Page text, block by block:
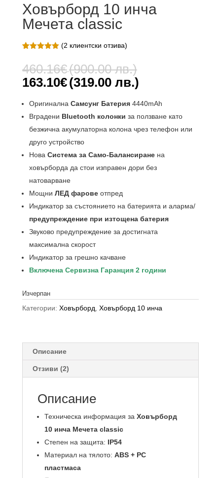
Ховърборд 10 инча
Мечета classic
базирано
на
потребителс
(2 клиентски отзива)
460.16€(900.00 лв.)
460.16€
(900.00
лв.).
163.10€(319.00 лв.)Текущата
е:
163.10€
(319.00
Оригинална Самсунг Батерия4440mAh
Вградени Bluetooth колонки за ползване като
безжична акумулаторна колона чрез телефон или
друго устройство
Нова Система за Само-Балансиранена
ховърборда да стои изправен дори без
натоварване
Мощни ЛЕД фаровеотпред
Индикатор за състоянието на батерията и аларма/
предупреждение при изтощена батерия
Звуково предупреждение за достигната
максимална скорост
Индикатор за грешно качване
Включена Сервизна Гаранция 2 години
Изчерпан
Категории: Ховърборд Ховърборд 10 инча
Описание
Отзиви (2)
Описание
Техническа информация за Ховърборд
10 инча Мечета classic
Степен на защита: IP54
Материал на тялото: ABS + PC
пластмаса